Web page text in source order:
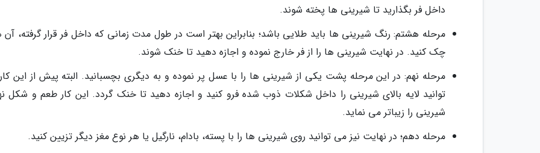
داخل فر بگذارید تا شیرینی ها پخته شوند.
مرحله هشتم: رنگ شیرینی ها باید طلایی باشد؛ بنابراین بهتر است در طول مدت زمانی که داخل فر قرار گرفته، آن
چک کنید. در نهایت شیرینی ها را از فر خارج نموده و اجازه دهید تا خنک شوند.
مرحله نهم: در این مرحله پشت یکی از شیرینی ها را با عسل پر نموده و به دیگری بچسبانید. البته پیش از این
توانید لایه بالای شیرینی را داخل شکلات ذوب شده فرو کنید و اجازه دهید تا خنک گردد. این کار طعم و شکل
شیرینی را زیباتر می نماید.
مرحله دهم؛ در نهایت نیز می توانید روی شیرینی ها را با پسته، بادام، نارگیل یا هر نوع مغز دیگر تزیین کنید.